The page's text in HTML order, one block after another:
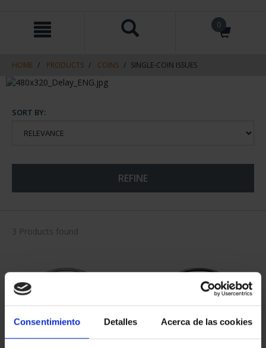
Consentimiento Detalles Acerca de las cookies
navigation
0
HOME PRODUCTS COINS SINGLE-COIN ISSUES
SORT BY:
REFINE
3 Products found